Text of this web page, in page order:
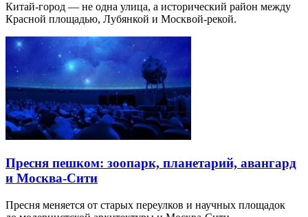
Китай-город — не одна улица, а исторический район между
Красной площадью, Лубянкой и Москвой-рекой.
Пресня пешком: зоопарк, планетарий, авангард
и Москва-Сити
Пресня меняется от старых переулков и научных площадок